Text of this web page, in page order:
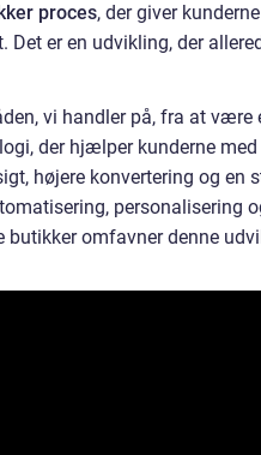
proces, der giver
er en udvikling, der
vi handler på, fra at være
der hjælper kunderne
højere konvertering og
personalisering
butikker omfavner denne